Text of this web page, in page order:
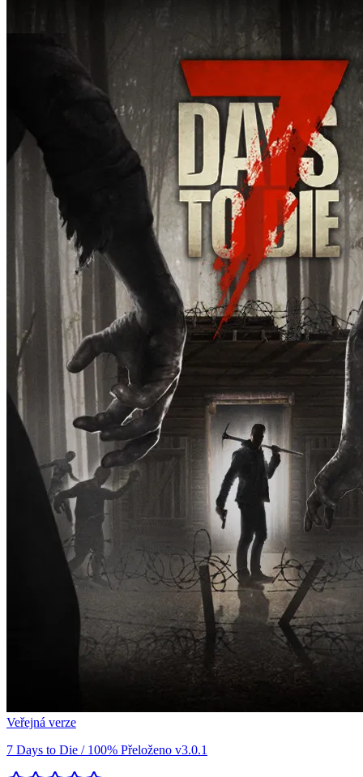
Veřejná verze
7 Days to Die / 100% Přeloženo v3.0.1